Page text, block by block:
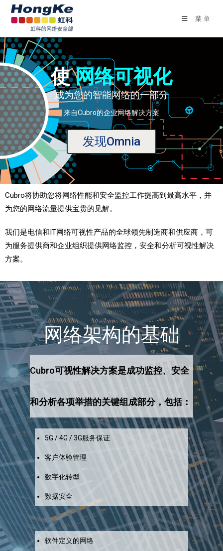
菜单
使网络可视化
成为您的智能网络的一部分
来自Cubro的企业网络解决方案
发现Omnia
Cubro将协助您将网络性能和安全监控工作提高到最高水平，并
为您的网络流量提供宝贵的见解。
我们是电信和IT网络可视性产品的全球领先制造商和供应商，可
为服务提供商和企业组织提供网络监控，安全和分析可视性解决
方案。
网络架构的基础
Cubro可视性解决方案是成功监控、安全
和分析各项举措的关键组成部分，包括：
5G / 4G / 3G服务保证
客户体验管理
数字化转型
数据安全
软件定义的网络